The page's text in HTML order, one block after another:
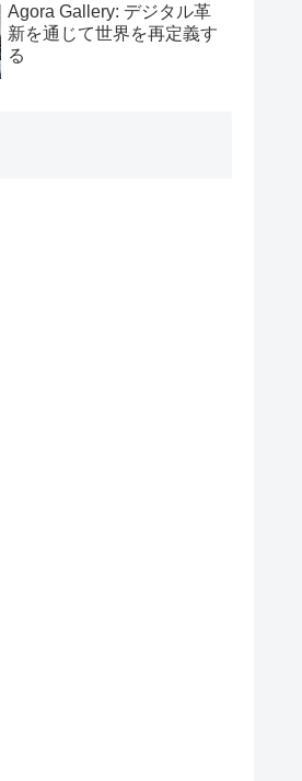
Agora Gallery: デジタル革
新を通じて世界を再定義す
る